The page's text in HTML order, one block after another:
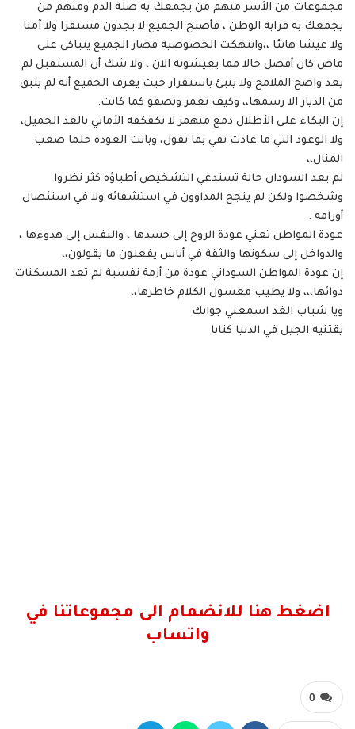
مجموعات من الأسر منهم من يجمعك به صلة الدم ومنهم من
يجمعك به قرابة الوطن ، فأصبح الجميع لا يجدون مستقرا ولا آمنا
ولا عيشا هانئا ،،وانتهكت الخصوصية فصار الجميع يتباكى على
ماض كان أفضل حالا مما يعيشونه الان ، ولا شك أن المستقبل لم
يعد واضح الملامح ولا ينبئ باستقرار حيث يعرف الجميع أنه لم يتبق
من الديار الا رسمها،، وكيف تعمر وتصفو كما كانت.
إن البكاء على الأطلال دمع منهمر لا تكفكفه الأماني بالغد الجميل،
ولا الوعود التي ما عادت تفي بما تقول، وباتت العودة حلما صعب
المنال،،
لم يعد السودان حالة تستدعي التشخيص أطباؤه كثر نظروا
وشخصوا ولكن لم ينجح المداوون في استشفائه ولا في استئصال
أورامه .
عودة المواطن تعني عودة الروح إلى جسدها ، والنفس إلى هدوءها ،
والدواخل إلى سكونها والثقة في أناس يفعلون ما يقولون،،
إن عودة المواطن السوداني عودة من أزمة نفسية لم تعد المسكنات
دوائها،،، ولا يطيب معسول الكلام خاطرها،،
ويا شباب الغد اسمعني جوابك
يقتنيه الجيل في الدنيا كتابا
اضغط هنا للانضمام الى مجموعاتنا في
واتساب
0